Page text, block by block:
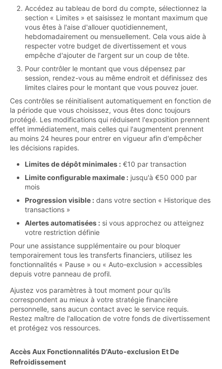
Accédez au tableau de bord du compte, sélectionnez la
section « Limites » et saisissez le montant maximum que
vous êtes à l'aise d'allouer quotidiennement,
hebdomadairement ou mensuellement. Cela vous aide à
respecter votre budget de divertissement et vous
empêche d'ajouter de l'argent sur un coup de tête.
Pour contrôler le montant que vous dépensez par
session, rendez-vous au même endroit et définissez des
limites claires pour le montant que vous pouvez jouer.
Ces contrôles se réinitialisent automatiquement en fonction de
la période que vous choisissez, vous êtes donc toujours
protégé. Les modifications qui réduisent l'exposition prennent
effet immédiatement, mais celles qui l'augmentent prennent
au moins 24 heures pour entrer en vigueur afin d'empêcher
les décisions rapides.
Limites de dépôt minimales : €10 par transaction
Limite configurable maximale : jusqu'à €50 000 par
mois
Progression visible : dans votre section « Historique des
transactions »
Alertes automatisées : si vous approchez ou atteignez
votre restriction définie
Pour une assistance supplémentaire ou pour bloquer
temporairement tous les transferts financiers, utilisez les
fonctionnalités « Pause » ou « Auto-exclusion » accessibles
depuis votre panneau de profil.
Ajustez vos paramètres à tout moment pour qu'ils
correspondent au mieux à votre stratégie financière
personnelle, sans aucun contact avec le service requis.
Restez maître de l'allocation de votre fonds de divertissement
et protégez vos ressources.
Accès Aux Fonctionnalités D'Auto-exclusion Et De
Refroidissement